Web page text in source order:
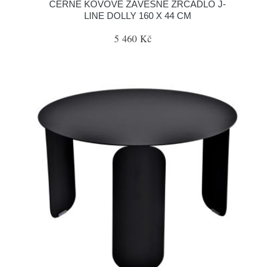
ČERNÉ KOVOVÉ ZÁVĚSNÉ ZRCADLO J-
LINE DOLLY 160 X 44 CM
5 460 Kč